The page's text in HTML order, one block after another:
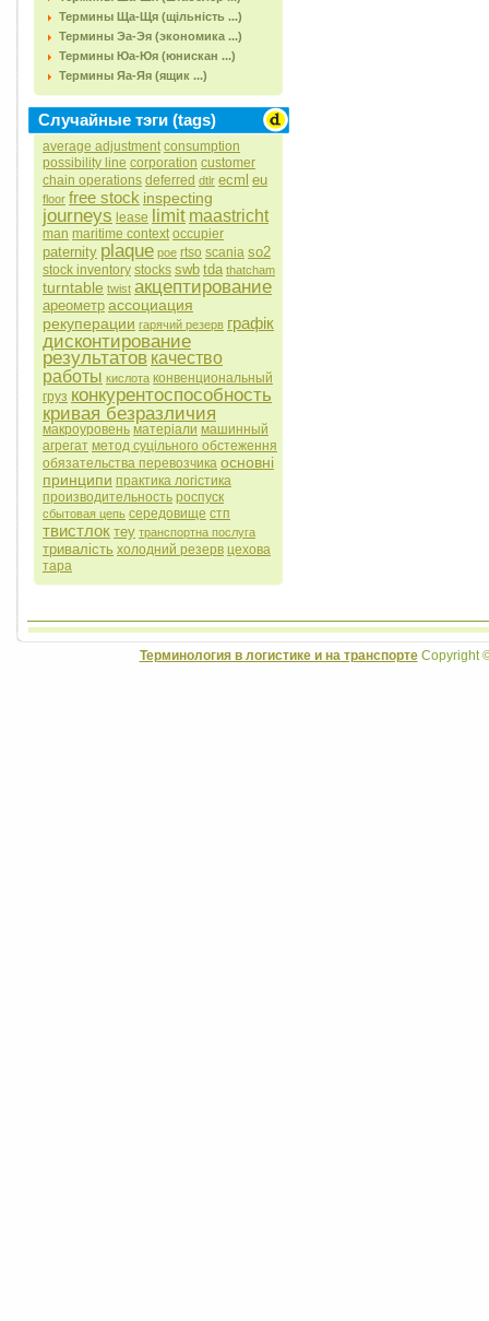
Термины Ща-Щя (щільність ...)
Термины Эа-Эя (экономика ...)
Термины Юа-Юя (юнискан ...)
Термины Яа-Яя (ящик ...)
Случайные тэги (tags)
average adjustment consumption
possibility line corporation customer
chain operations deferred dtlr ecml eu
floor free stock inspecting
journeys lease limit maastricht
man maritime context occupier
paternity plaque poe rtso scania so2
stock inventory stocks swb tda thatcham
turntable twist акцептирование
ареометр ассоциация
рекуперации гарячий резерв графік
дисконтирование
результатов качество
работы кислота конвенциональный
груз конкурентоспособность
кривая безразличия
макроуровень матеріали машинный
агрегат метод суцільного обстеження
обязательства перевозчика основні
принципи практика логістика
производительность роспуск
сбытовая цепь середовище стп
твистлок теу транспортна послуга
тривалість холодний резерв цехова
тара
Терминология в логистике и на транспортеCopyright